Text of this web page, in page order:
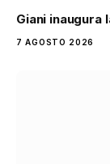
Giani inaugura
7 AGOSTO 2026